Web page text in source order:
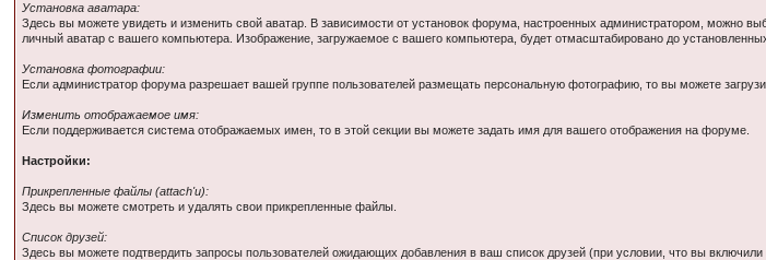
Установка аватара:
Здесь вы можете увидеть и изменить свой аватар. В зависимости от установок форума, настроенных администратором, можно
личный аватар с вашего компьютера. Изображение, загружаемое с вашего компьютера, будет отмасштабировано до
Установка фотографии:
Если администратор форума разрешает вашей группе пользователей размещать персональную фотографию, то вы можете
Изменить отображаемое имя:
Если поддерживается система отображаемых имен, то в этой секции вы можете задать имя для вашего отображения на форуме.
Настройки:
Прикрепленные файлы (attach'и):
Здесь вы можете смотреть и удалять свои прикрепленные файлы.
Список друзей:
Здесь вы можете подтвердить запросы пользователей ожидающих добавления в ваш список друзей (при условии, что вы